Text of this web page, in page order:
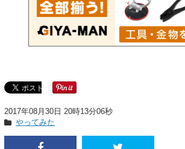
2017年08月30日 20時13分06秒
やってみた